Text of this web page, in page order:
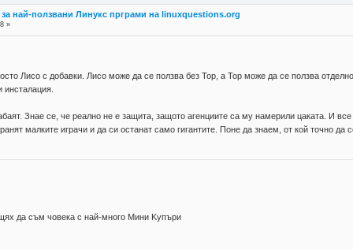
за най-ползвани Линукс прграми на linuxquestions.org
»
Лисо с добавки. Лисо може да се ползва без Тор, а Тор може да се ползва
Знае се, че реално не е защита, защото агенциите са му намерили цаката. И
малките играчи и да си останат само гигантите. Поне да знаем, от кой точно да
да съм човека с най-много Mини Kупъри